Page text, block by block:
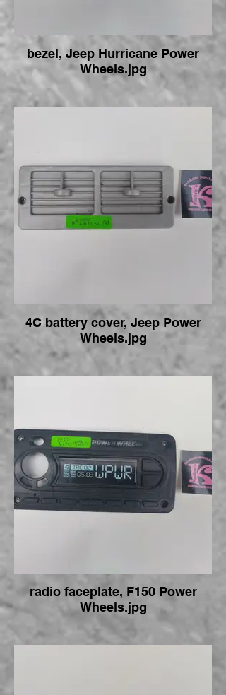
bezel, Jeep Hurricane Power
Wheels.jpg
4C battery cover, Jeep Power
Wheels.jpg
radio faceplate, F150 Power
Wheels.jpg